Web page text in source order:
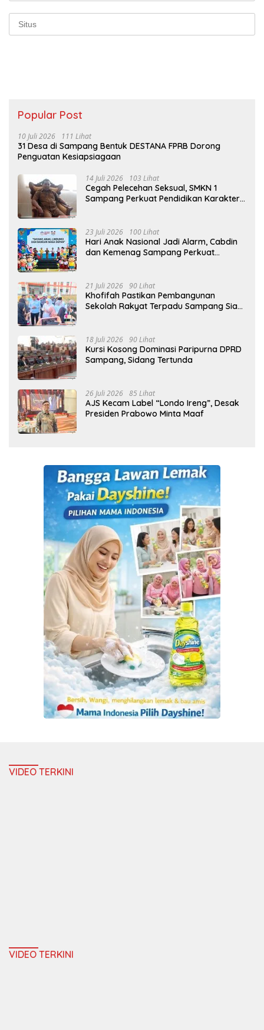
Popular Post
10 Juli 2026 111 Lihat
31 Desa di Sampang Bentuk DESTANA FPRB Dorong
Penguatan Kesiapsiagaan
14 Juli 2026 103 Lihat
Cegah Pelecehan Seksual, SMKN 1
Sampang Perkuat Pendidikan Karakter
23 Juli 2026 100 Lihat
Hari Anak Nasional Jadi Alarm, Cabdin
dan Kemenag Sampang Perkuat
21 Juli 2026 90 Lihat
Khofifah Pastikan Pembangunan
Sekolah Rakyat Terpadu Sampang Siap
18 Juli 2026 90 Lihat
Kursi Kosong Dominasi Paripurna DPRD
Sampang, Sidang Tertunda
26 Juli 2026 85 Lihat
AJS Kecam Label “Londo Ireng”, Desak
Presiden Prabowo Minta Maaf
VIDEO TERKINI
VIDEO TERKINI